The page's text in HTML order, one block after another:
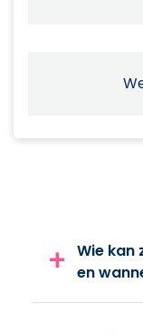
Wie kan
en